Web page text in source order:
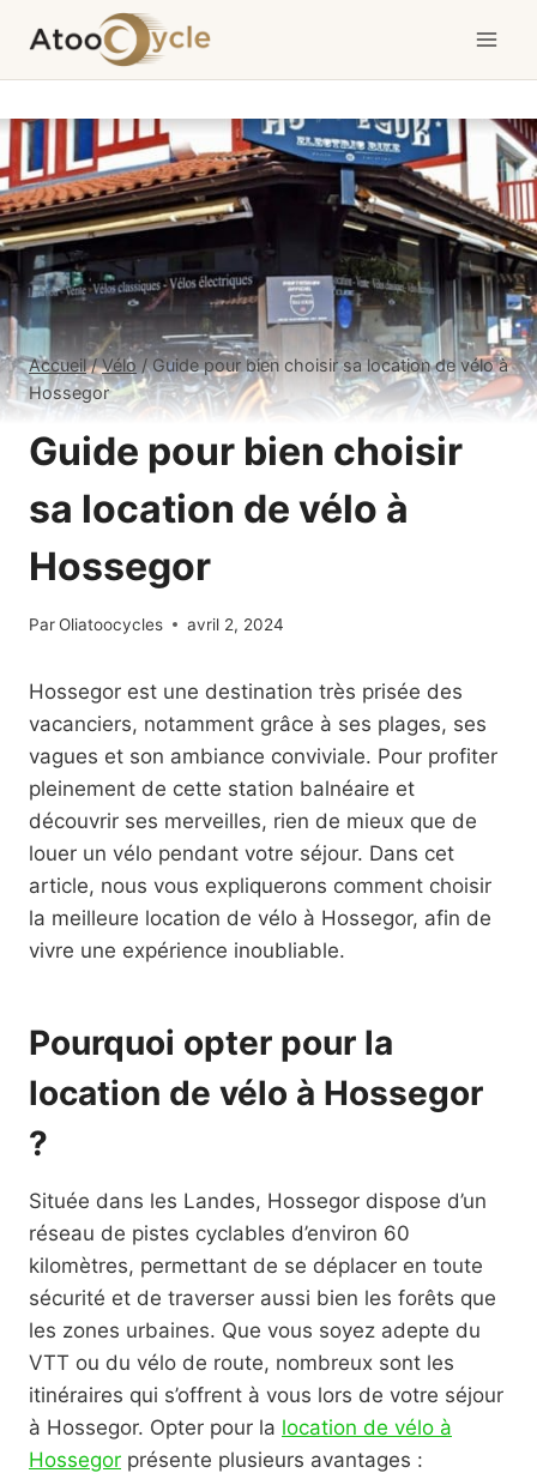
contenu
Accueil / Vélo / Guide pour bien choisir sa location de vélo à
Hossegor
Guide pour bien choisir
sa location de vélo à
Hossegor
ParOliatoocycles avril 2, 2024
Hossegor est une destination très prisée des
vacanciers, notamment grâce à ses plages, ses
vagues et son ambiance conviviale. Pour profiter
pleinement de cette station balnéaire et
découvrir ses merveilles, rien de mieux que de
louer un vélo pendant votre séjour. Dans cet
article, nous vous expliquerons comment choisir
la meilleure location de vélo à Hossegor, afin de
vivre une expérience inoubliable.
Pourquoi opter pour la
location de vélo à Hossegor
?
Située dans les Landes, Hossegor dispose d’un
réseau de pistes cyclables d’environ 60
kilomètres, permettant de se déplacer en toute
sécurité et de traverser aussi bien les forêts que
les zones urbaines. Que vous soyez adepte du
VTT ou du vélo de route, nombreux sont les
itinéraires qui s’offrent à vous lors de votre séjour
à Hossegor. Opter pour la location de vélo à
Hossegor présente plusieurs avantages :